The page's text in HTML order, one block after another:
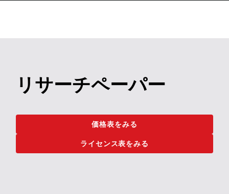
リサーチペーパー
価格表をみる
ライセンス表をみる